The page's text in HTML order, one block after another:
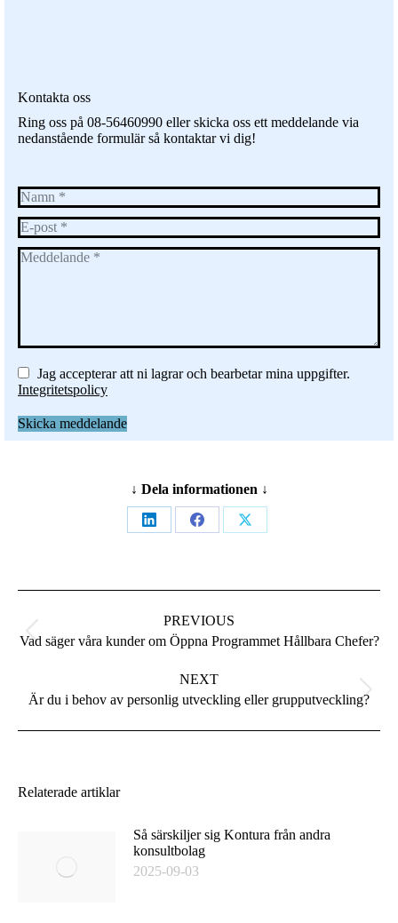
Kontakta oss
Ring oss på 08-56460990 eller skicka oss ett meddelande via
nedanstående formulär så kontaktar vi dig!
Namn *
E-post *
Meddelande *
Jag accepterar att ni lagrar och bearbetar mina uppgifter.
Integritetspolicy
Skicka meddelande
↓ Dela informationen ↓
Share
Share
Share
navigation
PREVIOUS
Previous
Vad säger våra kunder om Öppna Programmet Hållbara Chefer?
NEXT
Next
Är du i behov av personlig utveckling eller grupputveckling?
Relaterade artiklar
Så särskiljer sig Kontura från andra
konsultbolag
2025-09-03